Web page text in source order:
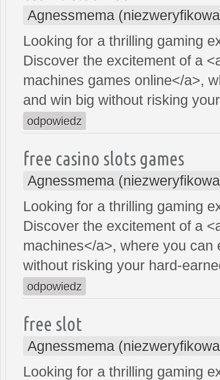
Agnessmema
Looking for a thrilling gaming
Discover the excitement of a
machines games online</a>,
and win big without risking
odpowiedz
free casino slots games
Agnessmema
Looking for a thrilling gaming
Discover the excitement of a
machines</a>, where you
without risking your hard-
odpowiedz
free slot
Agnessmema
Looking for a thrilling gaming